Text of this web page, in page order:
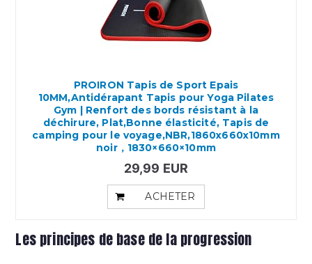
PROIRON Tapis de Sport Epais
10MM,Antidérapant Tapis pour Yoga Pilates
Gym | Renfort des bords résistant à la
déchirure, Plat,Bonne élasticité, Tapis de
camping pour le voyage,NBR,1860x660x10mm
noir，1830×660×10mm
29,99 EUR
ACHETER
Les principes de base de la progression